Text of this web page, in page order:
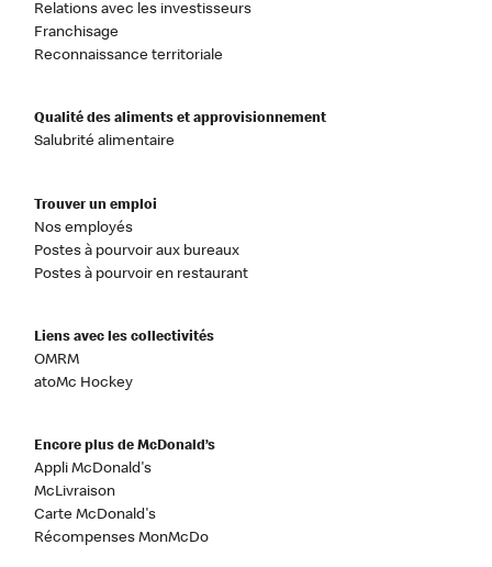
Relations avec les investisseurs
Franchisage
Reconnaissance territoriale
Qualité des aliments et approvisionnement
Salubrité alimentaire
Trouver un emploi
Nos employés
Postes à pourvoir aux bureaux
Postes à pourvoir en restaurant
Liens avec les collectivités
OMRM
atoMc Hockey
Encore plus de McDonald’s
Appli McDonald's
McLivraison
Carte McDonald's
Récompenses MonMcDo